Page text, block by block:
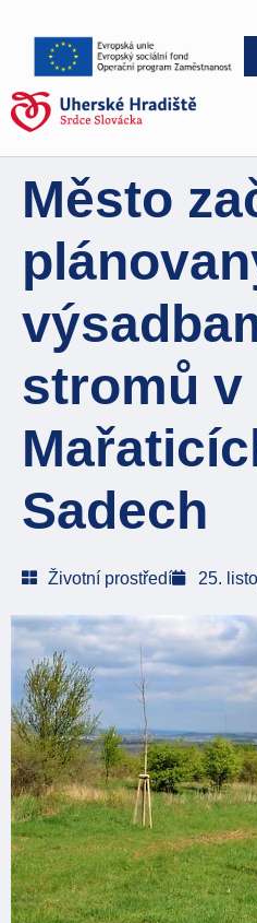
Město
stromů v
Sadech
Životní prostředí 25.